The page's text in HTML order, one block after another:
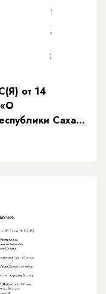
от 14
Саха